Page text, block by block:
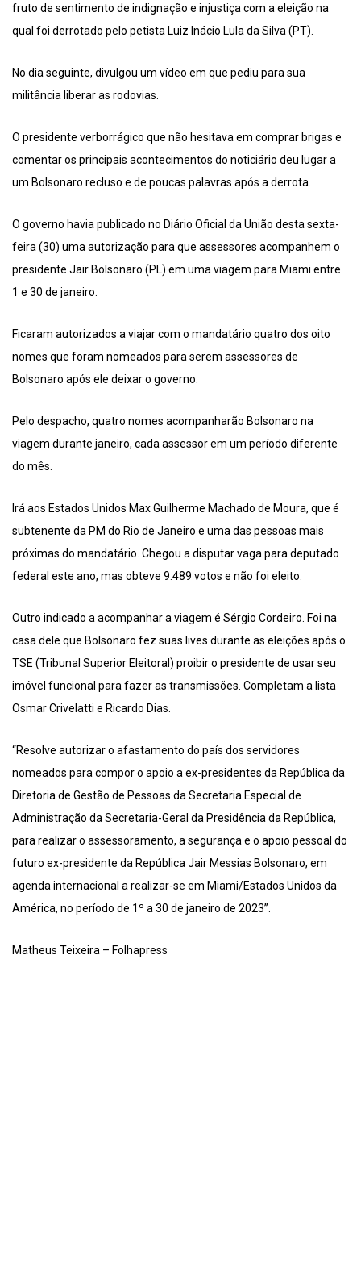
fruto de sentimento de indignação e injustiça com a eleição na
qual foi derrotado pelo petista Luiz Inácio Lula da Silva (PT).
No dia seguinte, divulgou um vídeo em que pediu para sua
militância liberar as rodovias.
O presidente verborrágico que não hesitava em comprar brigas e
comentar os principais acontecimentos do noticiário deu lugar a
um Bolsonaro recluso e de poucas palavras após a derrota.
O governo havia publicado no Diário Oficial da União desta sexta-
feira (30) uma autorização para que assessores acompanhem o
presidente Jair Bolsonaro (PL) em uma viagem para Miami entre
1 e 30 de janeiro.
Ficaram autorizados a viajar com o mandatário quatro dos oito
nomes que foram nomeados para serem assessores de
Bolsonaro após ele deixar o governo.
Pelo despacho, quatro nomes acompanharão Bolsonaro na
viagem durante janeiro, cada assessor em um período diferente
do mês.
Irá aos Estados Unidos Max Guilherme Machado de Moura, que é
subtenente da PM do Rio de Janeiro e uma das pessoas mais
próximas do mandatário. Chegou a disputar vaga para deputado
federal este ano, mas obteve 9.489 votos e não foi eleito.
Outro indicado a acompanhar a viagem é Sérgio Cordeiro. Foi na
casa dele que Bolsonaro fez suas lives durante as eleições após o
TSE (Tribunal Superior Eleitoral) proibir o presidente de usar seu
imóvel funcional para fazer as transmissões. Completam a lista
Osmar Crivelatti e Ricardo Dias.
“Resolve autorizar o afastamento do país dos servidores
nomeados para compor o apoio a ex-presidentes da República da
Diretoria de Gestão de Pessoas da Secretaria Especial de
Administração da Secretaria-Geral da Presidência da República,
para realizar o assessoramento, a segurança e o apoio pessoal do
futuro ex-presidente da República Jair Messias Bolsonaro, em
agenda internacional a realizar-se em Miami/Estados Unidos da
América, no período de 1º a 30 de janeiro de 2023”.
Matheus Teixeira – Folhapress